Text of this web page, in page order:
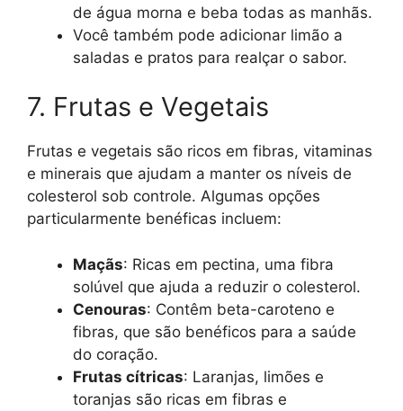
de água morna e beba todas as manhãs.
Você também pode adicionar limão a
saladas e pratos para realçar o sabor.
7. Frutas e Vegetais
Frutas e vegetais são ricos em fibras, vitaminas
e minerais que ajudam a manter os níveis de
colesterol sob controle. Algumas opções
particularmente benéficas incluem:
Maçãs: Ricas em pectina, uma fibra
solúvel que ajuda a reduzir o colesterol.
Cenouras: Contêm beta-caroteno e
fibras, que são benéficos para a saúde
do coração.
Frutas cítricas: Laranjas, limões e
toranjas são ricas em fibras e